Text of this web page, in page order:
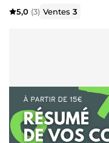
5,0 (3) Ventes3